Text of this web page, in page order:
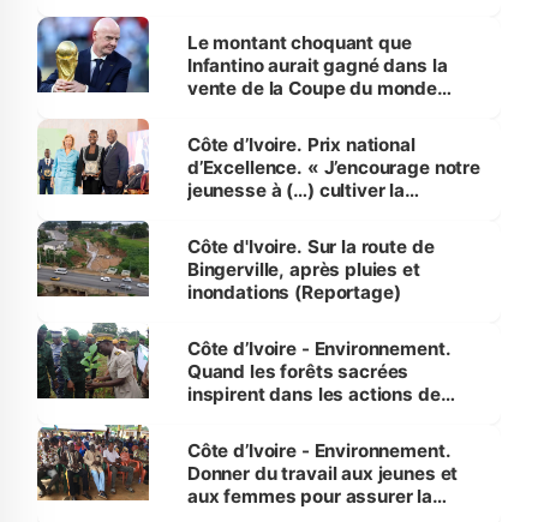
Le montant choquant que
Infantino aurait gagné dans la
vente de la Coupe du monde
Côte d’Ivoire. Prix national
d’Excellence. « J’encourage notre
jeunesse à (…) cultiver la
(Alassane Ouattara
Côte d'Ivoire. Sur la route de
Bingerville, après pluies et
inondations (Reportage)
Côte d’Ivoire - Environnement.
Quand les forêts sacrées
inspirent dans les actions de
Côte d’Ivoire - Environnement.
Donner du travail aux jeunes et
aux femmes pour assurer la